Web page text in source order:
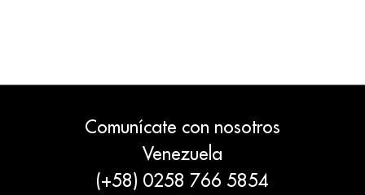
Comunícate con nosotros
Venezuela
(+58) 0258 766 5854